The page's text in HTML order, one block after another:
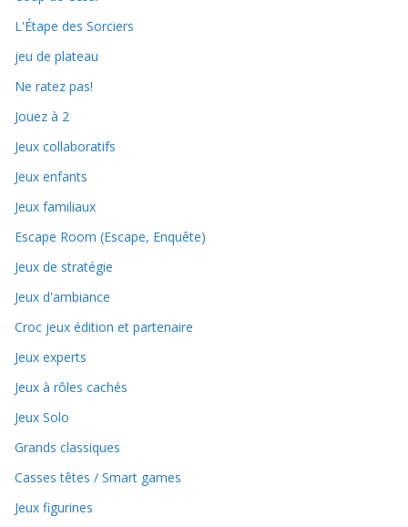
L'Étape des Sorciers
jeu de plateau
Ne ratez pas!
Jouez à 2
Jeux collaboratifs
Jeux enfants
Jeux familiaux
Escape Room (Escape, Enquête)
Jeux de stratégie
Jeux d'ambiance
Croc jeux édition et partenaire
Jeux experts
Jeux à rôles cachés
Jeux Solo
Grands classiques
Casses têtes / Smart games
Jeux figurines